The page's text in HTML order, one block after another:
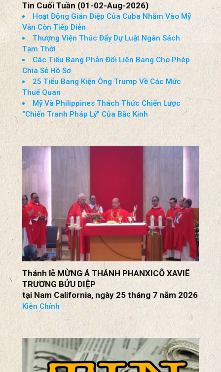
Tin Cuối Tuần (01-02-Aug-2026)
Hoạt Động Gián Điệp Của Cuba Nhắm Vào Mỹ
Vẫn Còn Tiếp Diễn
Thượng Viện Thúc Đẩy Dự Luật Ngân Sách
Tạm Thời
Các Tiểu Bang Phản Đối Liên Bang Cho Phép
Chia Sẻ Hồ Sơ
25 Tiểu Bang Kiện Ông Trump Về Các Mức
Thuế Quan
Mỹ Và Philippines Thách Thức Chiến Lược
“Chiến Tranh Pháp Lý” Của Bắc Kinh
Thánh lễ MỪNG Á THÁNH PHANXICÔ XAVIÊ
TRƯƠNG BỬU DIỆP
tại Nam California, ngày 25 tháng 7 năm 2026
Kiên Chính